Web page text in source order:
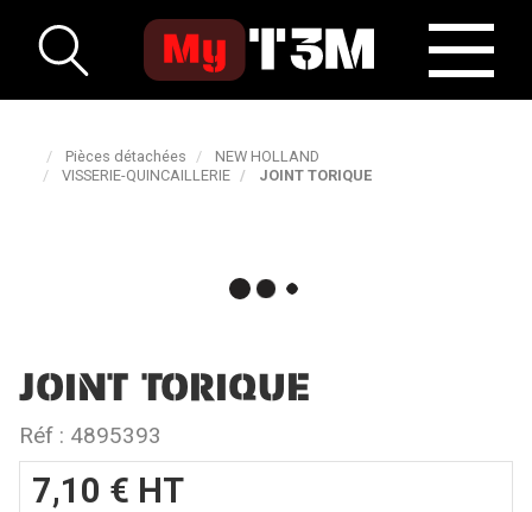
Pièces détachées
NEW HOLLAND
VISSERIE-QUINCAILLERIE
JOINT TORIQUE
JOINT TORIQUE
Réf : 4895393
7,10 € HT